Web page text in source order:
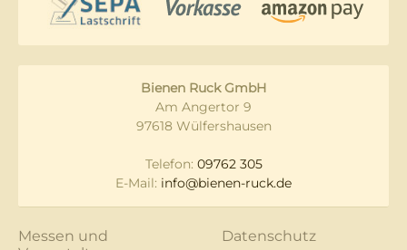
Bienen Ruck GmbH
Am Angertor 9
97618 Wülfershausen
Telefon: 09762 305
E-Mail: info@bienen-ruck.de
Messen und
Datenschutz